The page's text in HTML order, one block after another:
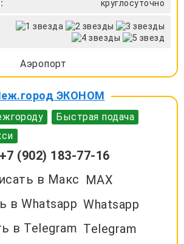
круглосуточно
Аэропорт
ЭКОНОМ
Быстрая подача
(902) 183-77-16
MAX
Whatsapp
Telegram